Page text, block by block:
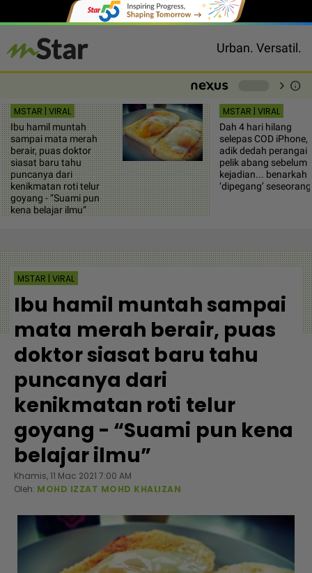
Urban. Versatil.
chevron_right info
MSTAR | VIRAL
Ibu hamil muntah
sampai mata merah
berair, puas doktor
siasat baru tahu
puncanya dari
kenikmatan roti telur
goyang - “Suami pun
kena belajar ilmu”
MSTAR | VIRAL
Dah 4 hari hilang
selepas COD iPhone,
adik dedah perangai
pelik abang sebelum
kejadian... benarkah
‘dipegang’
MSTAR | VIRAL
Ibu hamil muntah sampai
mata merah berair, puas
doktor siasat baru tahu
puncanya dari
kenikmatan roti telur
goyang - “Suami pun kena
belajar ilmu”
Khamis, 11 Mac 2021 7:00 AM
Oleh: MOHD IZZAT MOHD KHALIZAN